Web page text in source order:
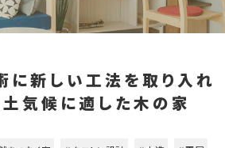
に新しい工法を取り入れ
気候に適した木の家